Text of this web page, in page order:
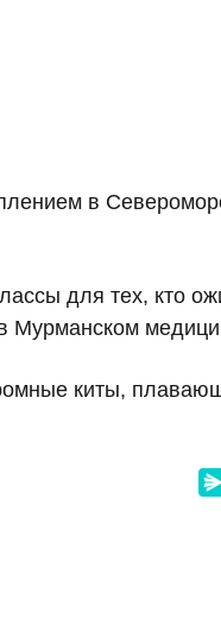
в
для тех, кто
Мурманском
киты,